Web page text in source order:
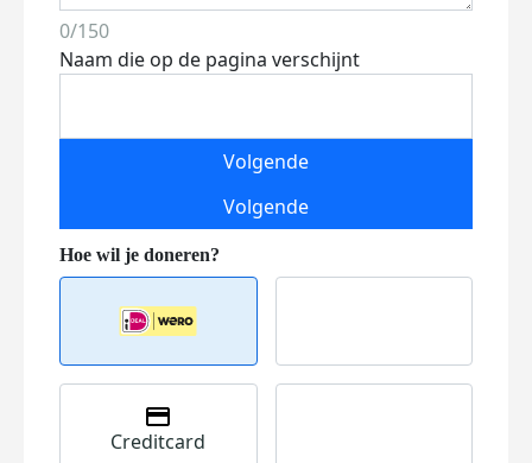
0/150
Naam die op de pagina verschijnt
Volgende
Volgende
Creditcard